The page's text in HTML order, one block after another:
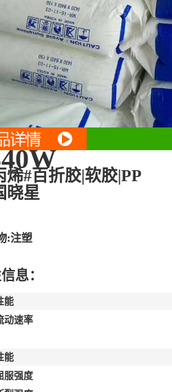
烯#百折胶|软胶|PP
晓星
:注塑
息：
能
动速率
能
服强度